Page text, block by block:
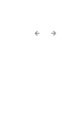
Previous
Next